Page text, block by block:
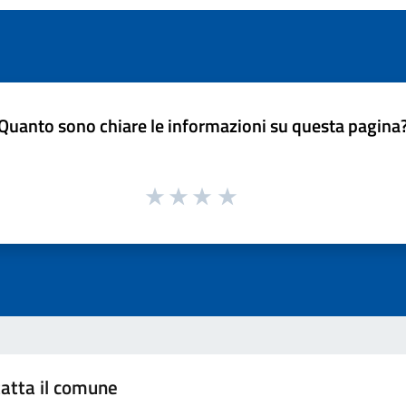
sono chiare le informazioni su questa
il comune